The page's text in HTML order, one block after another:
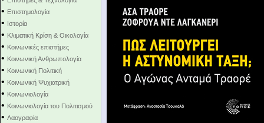
• Επιστημολογία
• Ιστορία
• Κλιματική Κρίση & Οικολογία
• Κοινωνικές επιστήμες
• Κοινωνική Ανθρωπολογία
• Κοινωνική Πολιτική
• Κοινωνική Ψυχιατρική
• Κοινωνιολογία
• Κοινωνιολογία του Πολιτισμού
• Λαογραφία